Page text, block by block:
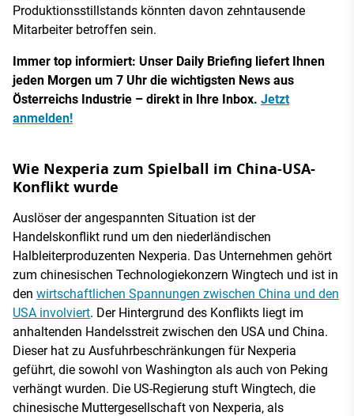
Produktionsstillstands könnten davon zehntausende
Mitarbeiter betroffen sein.
Immer top informiert: Unser Daily Briefing liefert Ihnen
jeden Morgen um 7 Uhr die wichtigsten News aus
Österreichs Industrie – direkt in Ihre Inbox. Jetzt
anmelden!
Wie Nexperia zum Spielball im China-USA-
Konflikt wurde
Auslöser der angespannten Situation ist der
Handelskonflikt rund um den niederländischen
Halbleiterproduzenten Nexperia. Das Unternehmen gehört
zum chinesischen Technologiekonzern Wingtech und ist in
den wirtschaftlichen Spannungen zwischen China und den
USA involviert. Der Hintergrund des Konflikts liegt im
anhaltenden Handelsstreit zwischen den USA und China.
Dieser hat zu Ausfuhrbeschränkungen für Nexperia
geführt, die sowohl von Washington als auch von Peking
verhängt wurden. Die US-Regierung stuft Wingtech, die
chinesische Muttergesellschaft von Nexperia, als